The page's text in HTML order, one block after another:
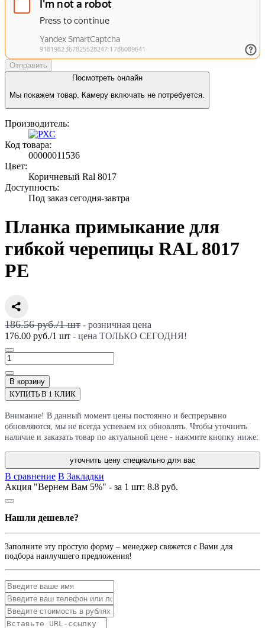
Отправить
Посмотреть онлайн
Мы покажем товар. Камеру включать не потребуется.
Производитель:
Код товара:
00000011536
Цвет:
Коричневый Ral 8017
Доступность:
Под заказ сегодня-завтра
Планка примыкание для
гибкой черепицы RAL 8017
PE
186.56 руб./1шт - розничная цена
176.00 руб./1 шт - цена ТОЛЬКО СЕГОДНЯ!
В корзину
КУПИТЬ В 1 КЛИК
Внимание! В данный момент цены постоянно и беспрерывно
обновляются, мы не всегда успеваем их обновлять. Чтобы уточнить
наличие и заказать товар по актуальной цене - нажмите кнопку ниже:
уточнить цену специально для вас
В сравнение В Закладки
Акция "Вернем Вам 5%" - за 1 шт: 8.8 руб.
Нашли дешевле?
Заполните эту простую форму – менеджер свяжется с Вами для
подбора наилучшего предложения!